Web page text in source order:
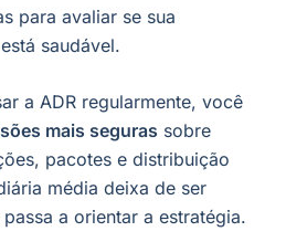
para avaliar se sua
saudável.
a ADR regularmente, você
mais seguras sobre
pacotes e distribuição
média deixa de ser
a orientar a estratégia.